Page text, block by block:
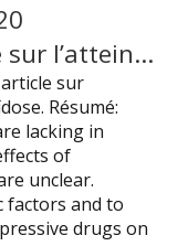
Article Publié: Un article sur l’atteinte cardiaque de la Sarcoïdose
sur
Résumé:
lacking in
of
unclear.
factors and to
drugs on